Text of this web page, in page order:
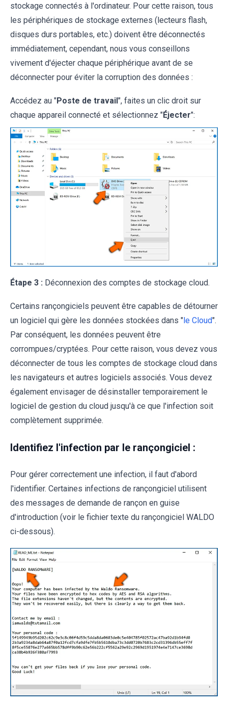
stockage connectés à l'ordinateur. Pour cette raison, tous
les périphériques de stockage externes (lecteurs flash,
disques durs portables, etc.) doivent être déconnectés
immédiatement, cependant, nous vous conseillons
vivement d'éjecter chaque périphérique avant de se
déconnecter pour éviter la corruption des données :
Accédez au "Poste de travail", faites un clic droit sur
chaque appareil connecté et sélectionnez "Éjecter":
Étape 3 : Déconnexion des comptes de stockage cloud.
Certains rançongiciels peuvent être capables de détourner
un logiciel qui gère les données stockées dans "le Cloud".
Par conséquent, les données peuvent être
corrompues/cryptées. Pour cette raison, vous devez vous
déconnecter de tous les comptes de stockage cloud dans
les navigateurs et autres logiciels associés. Vous devez
également envisager de désinstaller temporairement le
logiciel de gestion du cloud jusqu'à ce que l'infection soit
complètement supprimée.
Identifiez l'infection par le rançongiciel :
Pour gérer correctement une infection, il faut d'abord
l'identifier. Certaines infections de rançongiciel utilisent
des messages de demande de rançon en guise
d'introduction (voir le fichier texte du rançongiciel WALDO
ci-dessous).